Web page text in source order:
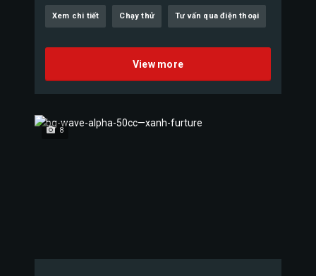
Xem chi tiết Chạy thử Tư vấn qua điện thoại
View more
8